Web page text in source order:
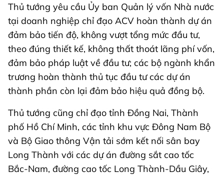
Thủ tướng yêu cầu Ủy ban Quản lý vốn Nhà nước
tại doanh nghiệp chỉ đạo ACV hoàn thành dự án
đảm bảo tiến độ, không vượt tổng mức đầu tư,
theo đúng thiết kế, không thất thoát lãng phí vốn,
đảm bảo pháp luật về đầu tư; các bộ ngành khẩn
trương hoàn thành thủ tục đầu tư các dự án
thành phần còn lại đảm bảo hiệu quả đồng bộ.
Thủ tướng cũng chỉ đạo tỉnh Đồng Nai, Thành
phố Hồ Chí Minh, các tỉnh khu vực Đông Nam Bộ
và Bộ Giao thông Vận tải sớm kết nối sân bay
Long Thành với các dự án đường sắt cao tốc
Bắc-Nam, đường cao tốc Long Thành-Dầu Giây,